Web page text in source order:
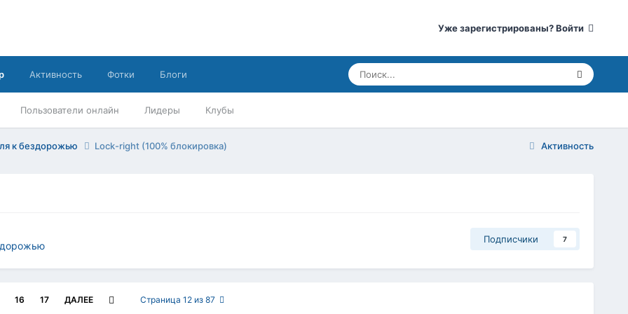
Уже зарегистрированы? Войти
Пользователи онлайн Лидеры Клубы
Активность Фотки Блоги
Активность
к бездорожью Lock-right (100% блокировка)
Подписчики 7
16 17 ДАЛЕЕ Страница 12 из 87